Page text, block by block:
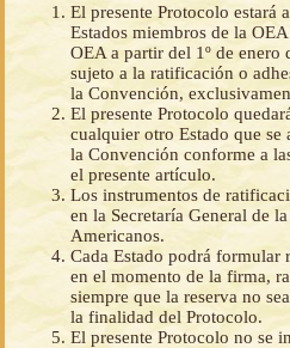
El presente Protocolo estará
Estados miembros de la
OEA a partir del 1º de enero
sujeto a la ratificación o
la Convención,
El presente Protocolo
cualquier otro Estado que se
la Convención conforme a
el presente artículo.
Los instrumentos de
en la Secretaría General de
Americanos.
Cada Estado podrá formular
en el momento de la firma,
siempre que la reserva no
la finalidad del Protocolo.
El presente Protocolo no se